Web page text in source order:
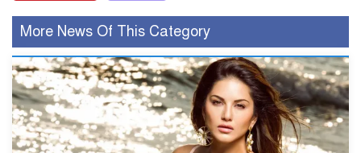
More News Of This Category